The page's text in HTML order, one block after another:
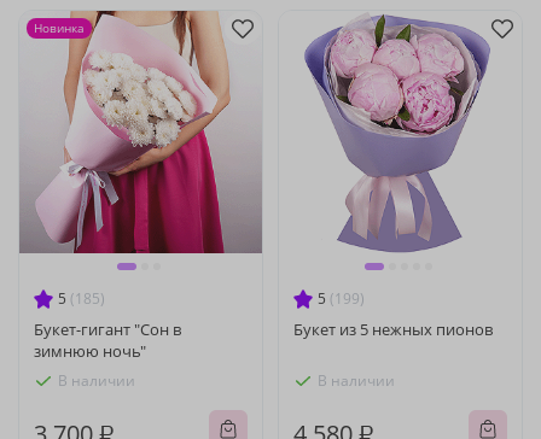
5 (185)
Букет-гигант "Сон в
зимнюю ночь"
В наличии
Новинка
5 (199)
Букет из 5 нежных пионов
В наличии